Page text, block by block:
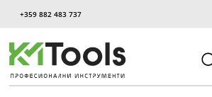
+359 882 483 737